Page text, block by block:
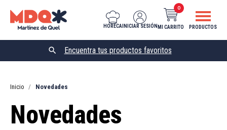
HORECA INICIAR SESIÓN MI CARRITO
0
PRODUCTOS

Inicio Novedades
Novedades